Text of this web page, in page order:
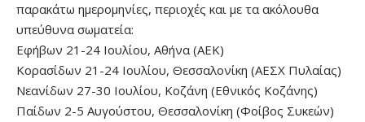
παρακάτω ημερομηνίες, περιοχές και με τα ακόλουθα
υπεύθυνα σωματεία:
Εφήβων 21-24 Ιουλίου, Αθήνα (ΑΕΚ)
Κορασίδων 21-24 Ιουλίου, Θεσσαλονίκη (ΑΕΣΧ Πυλαίας)
Νεανίδων 27-30 Ιουλίου, Κοζάνη (Εθνικός Κοζάνης)
Παίδων 2-5 Αυγούστου, Θεσσαλονίκη (Φοίβος Συκεών)